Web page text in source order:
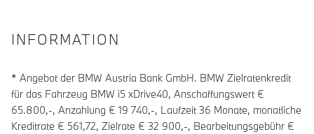
INFORMATION
* Angebot der BMW Austria Bank GmbH. BMW Zielratenkredit
für das Fahrzeug BMW i5 xDrive40, Anschaffungswert €
65.800,-, Anzahlung € 19 740,-, Laufzeit36 Monate, monatliche
Kreditrate € 561,72, Zielrate € 32 900,-, Bearbeitungsgebühr €